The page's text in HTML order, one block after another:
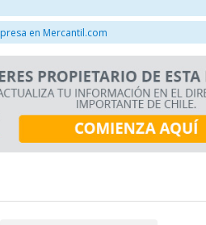
en Mercantil.com